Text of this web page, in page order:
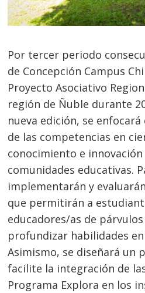
Por tercer periodo
de Concepción Campus
Proyecto Asociativo
región de Ñuble durante
nueva edición, se
de las competencias en
conocimiento e
comunidades educativas.
implementarán y
que permitirán a
educadores/as de
profundizar habilidades
Asimismo, se diseñará un
facilite la integración de
Programa Explora en los